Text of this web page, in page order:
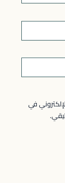
في